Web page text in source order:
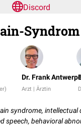
Discord
Syndrom
Dr. Frank
Arzt | Ärztin
syndrome, intellectual
speech, behavioral